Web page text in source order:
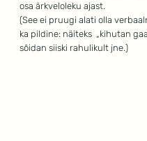
osa ärkveloleku ajast.
(See ei pruugi alati olla
ka pildine: näiteks  „kihutan
sõidan siiski rahulikult jne.)